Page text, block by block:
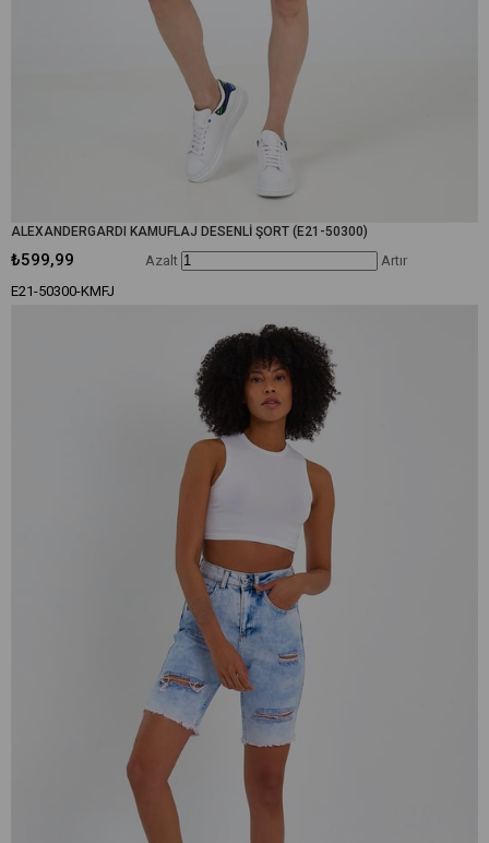
ALEXANDERGARDI KAMUFLAJ DESENLİ ŞORT (E21-50300)
₺599,99
E21-50300-KMFJ
Azalt Artır